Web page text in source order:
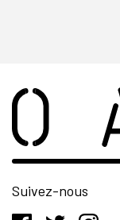
Suivez-nous